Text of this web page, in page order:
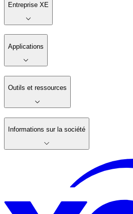
Entreprise XE
Applications
Outils et ressources
Informations sur la société